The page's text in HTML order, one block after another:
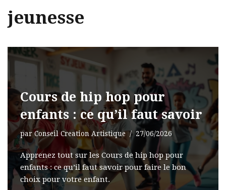
jeunesse
Cours de hip hop pour
enfants : ce qu’il faut savoir
parConseil Creation Artistique 27/06/2026
Apprenez tout sur les Cours de hip hop pour
enfants : ce qu’il faut savoir pour faire le bon
choix pour votre enfant.